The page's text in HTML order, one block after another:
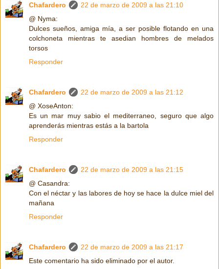
Chafardero
22 de marzo de 2009 a las 21:10
@ Nyma:
Dulces sueños, amiga mía, a ser posible flotando en una
colchoneta mientras te asedian hombres de melados
torsos
Responder
Chafardero
22 de marzo de 2009 a las 21:12
@ XoseAnton:
Es un mar muy sabio el mediterraneo, seguro que algo
aprenderás mientras estás a la bartola
Responder
Chafardero
22 de marzo de 2009 a las 21:15
@ Casandra:
Con el néctar y las labores de hoy se hace la dulce miel del
mañana
Responder
Chafardero
22 de marzo de 2009 a las 21:17
Este comentario ha sido eliminado por el autor.